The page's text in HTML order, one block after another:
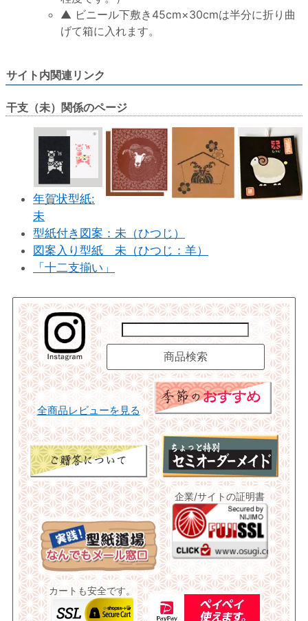
▲ ビニール下敷き45cm×30cmは半分に折り曲
げて箱に入れます。
サイト内関連リンク
干支（未）関係のページ
年賀状型紙:
未
型紙付き図案：未（ひつじ）
図案入り型紙 未（ひつじ：羊）
「十二支揃い」
全商品レビューを見る
企業/サイトの証明書
カートも安全です。